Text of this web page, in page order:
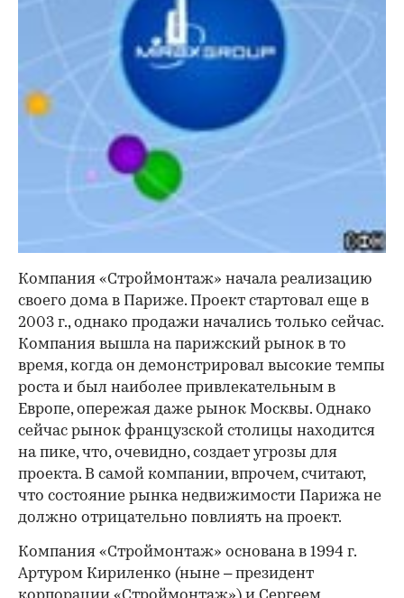
Компания «Строймонтаж» начала реализацию
своего дома в Париже. Проект стартовал еще в
2003 г., однако продажи начались только сейчас.
Компания вышла на парижский рынок в то
время, когда он демонстрировал высокие темпы
роста и был наиболее привлекательным в
Европе, опережая даже рынок Москвы. Однако
сейчас рынок французской столицы находится
на пике, что, очевидно, создает угрозы для
проекта. В самой компании, впрочем, считают,
что состояние рынка недвижимости Парижа не
должно отрицательно повлиять на проект.
Компания «Строймонтаж» основана в 1994 г.
Артуром Кириленко (ныне – президент